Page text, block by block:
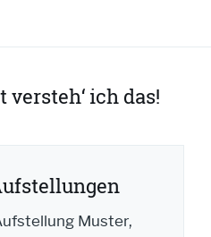
ich das!
Muster,